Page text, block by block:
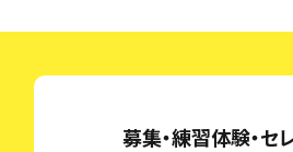
募集・練習体験・セ